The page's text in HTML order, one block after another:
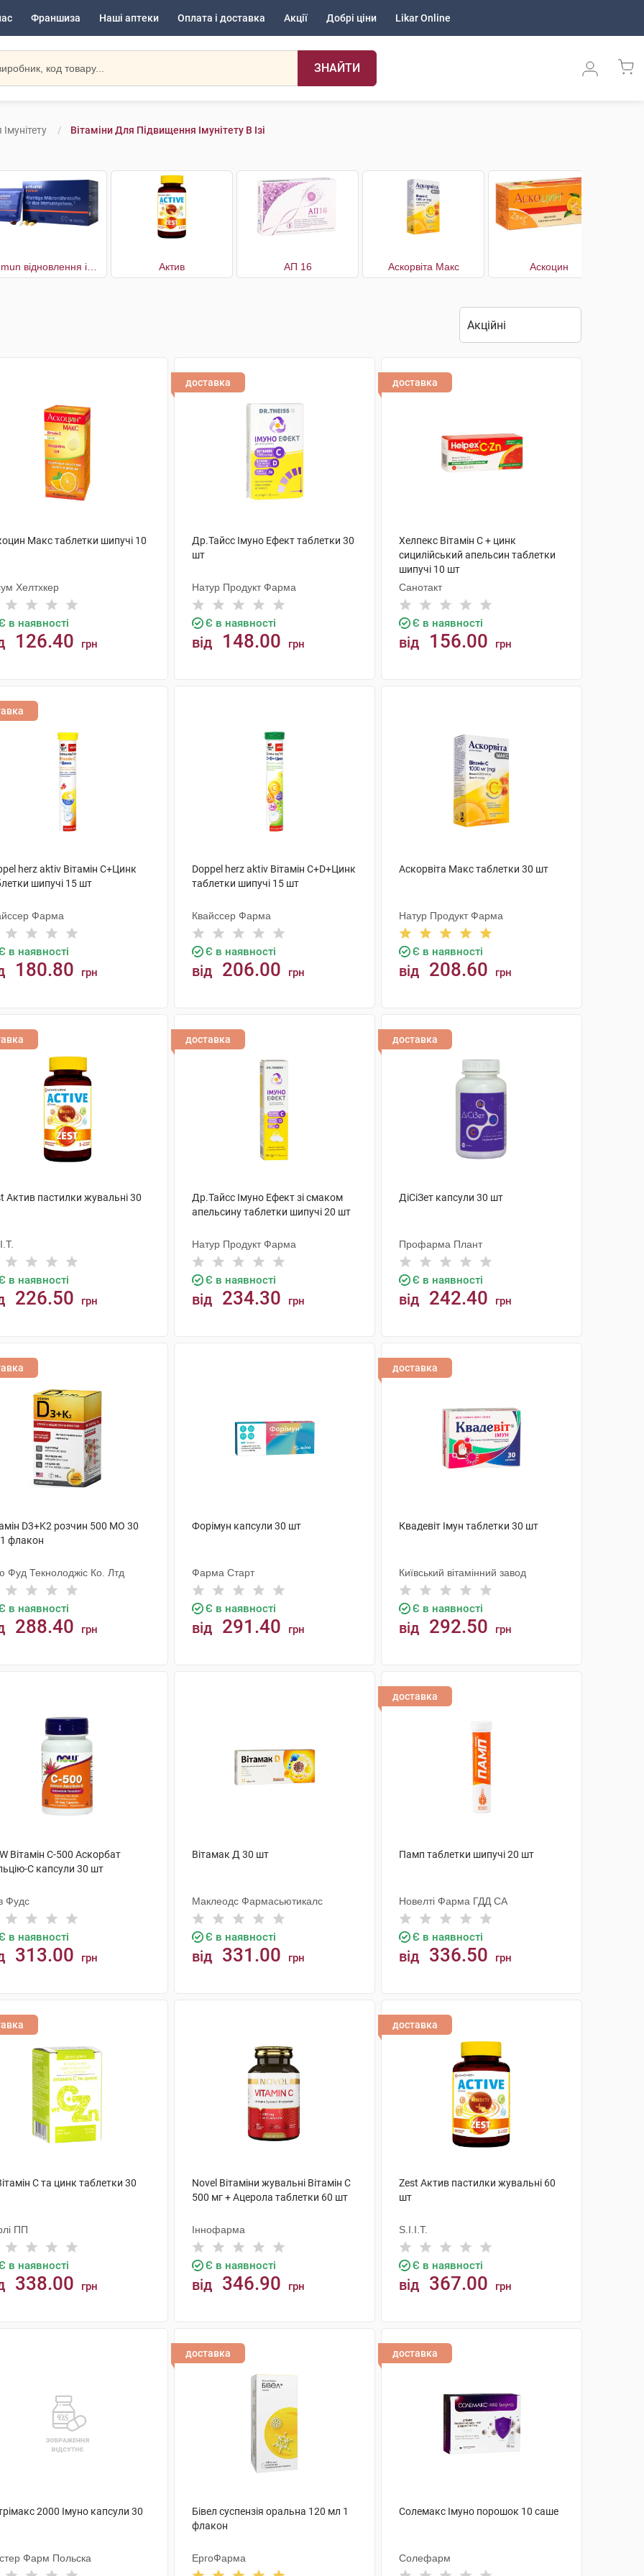
Франшиза Наші аптеки Оплата і доставка Акції Добрі ціни Likar Online
ЗНАЙТИ
Вітаміни Для Підвищення Імунітету В Ізі
Актив АП 16 Аскорвіта Макс Аскоцин
Макс таблетки шипучі 10
Хелтхкер
в наявності
126.40 грн
доставка
Др.Тайсс Імуно Ефект таблетки 30
шт
Натур Продукт Фарма
Є в наявності
від 148.00 грн
доставка
Хелпекс Вітамін С + цинк
сицилійський апельсин таблетки
шипучі 10 шт
Санотакт
Є в наявності
від 156.00 грн
herz aktiv Вітамін С+Цинк
шипучі 15 шт
Фарма
в наявності
180.80 грн
Doppel herz aktiv Вітамін С+D+Цинк
таблетки шипучі 15 шт
Квайссер Фарма
Є в наявності
від 206.00 грн
Аскорвіта Макс таблетки 30 шт
Натур Продукт Фарма
Є в наявності
від 208.60 грн
Актив пастилки жувальні 30
в наявності
226.50 грн
доставка
Др.Тайсс Імуно Ефект зі смаком
апельсину таблетки шипучі 20 шт
Натур Продукт Фарма
Є в наявності
від 234.30 грн
доставка
ДіСіЗет капсули 30 шт
Профарма Плант
Є в наявності
від 242.40 грн
D3+K2 розчин 500 МО 30
флакон
Фуд Текнолоджіс Ко. Лтд
в наявності
288.40 грн
Форімун капсули 30 шт
Фарма Старт
Є в наявності
від 291.40 грн
доставка
Квадевіт Імун таблетки 30 шт
Київський вітамінний завод
Є в наявності
від 292.50 грн
Вітамін С-500 Аскорбат
С капсули 30 шт
Фудс
в наявності
313.00 грн
Вітамак Д 30 шт
Маклеодс Фармасьютикалс
Є в наявності
від 331.00 грн
доставка
Памп таблетки шипучі 20 шт
Новелті Фарма ГДД СА
Є в наявності
від 336.50 грн
С та цинк таблетки 30
ПП
в наявності
338.00 грн
Novel Вітаміни жувальні Вітамін C
500 мг + Ацерола таблетки 60 шт
Іннофарма
Є в наявності
від 346.90 грн
доставка
Zest Актив пастилки жувальні 60
шт
S.I.I.T.
Є в наявності
від 367.00 грн
2000 Імуно капсули 30
Фарм Польска
доставка
Бівел суспензія оральна 120 мл 1
флакон
ЕргоФарма
доставка
Солемакс Імуно порошок 10 саше
Солефарм